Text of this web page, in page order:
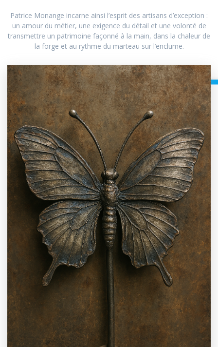
Patrice Monange incarne ainsi l’esprit des artisans d’exception :
un amour du métier, une exigence du détail et une volonté de
transmettre un patrimoine façonné à la main, dans la chaleur de
la forge et au rythme du marteau sur l’enclume.